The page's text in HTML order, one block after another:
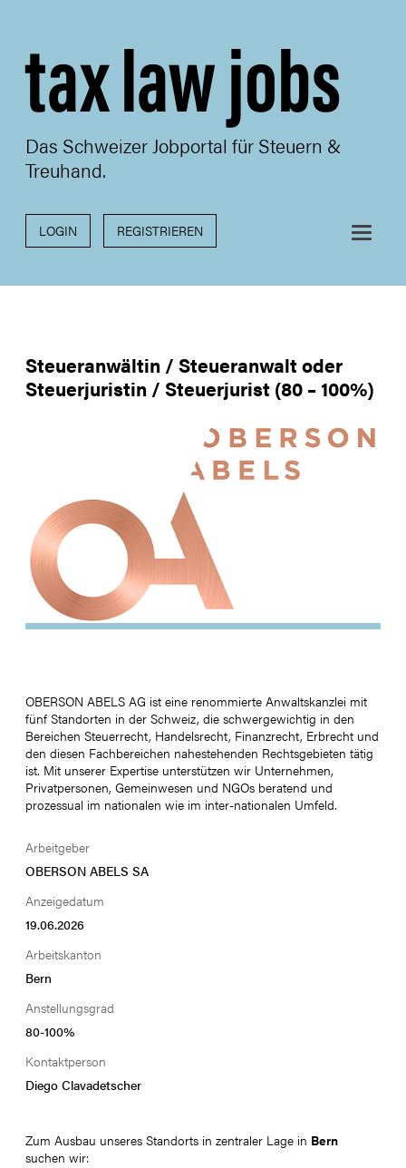
tax law jobs
Das Schweizer Jobportal für Steuern &
Treuhand.
LOGIN REGISTRIEREN
Steueranwältin / Steueranwalt oder
Steuerjuristin / Steuerjurist (80 – 100%)
OBERSON ABELS AG ist eine renommierte Anwaltskanzlei mit
fünf Standorten in der Schweiz, die schwergewichtig in den
Bereichen Steuerrecht, Handelsrecht, Finanzrecht, Erbrecht und
den diesen Fachbereichen nahestehenden Rechtsgebieten tätig
ist. Mit unserer Expertise unterstützen wir Unternehmen,
Privatpersonen, Gemeinwesen und NGOs beratend und
prozessual im nationalen wie im inter-nationalen Umfeld.
Arbeitgeber
OBERSON ABELS SA
Anzeigedatum
19.06.2026
Arbeitskanton
Bern
Anstellungsgrad
80-100%
Kontaktperson
Diego Clavadetscher
Zum Ausbau unseres Standorts in zentraler Lage in Bern
suchen wir: